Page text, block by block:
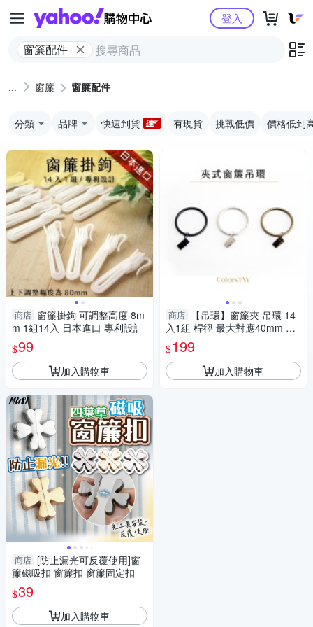
Yahoo購物中心
窗簾配件
登入
窗簾 窗簾配件
分類 品牌 快速到貨 有現貨 挑戰低價 價格低到
商店 窗簾掛鉤 可調整高度 8m
m 1組14入 日本進口 專利設計
$99
加入購物車
商店 [防止漏光可反覆使用]窗
簾磁吸扣 窗簾扣 窗簾固定扣
$39
加入購物車
商店
【吊環】窗簾夾 吊環 14
入1組 桿徑 最大對應40mm 配
件 鱷魚夾 五金用品
$199
加入購物車